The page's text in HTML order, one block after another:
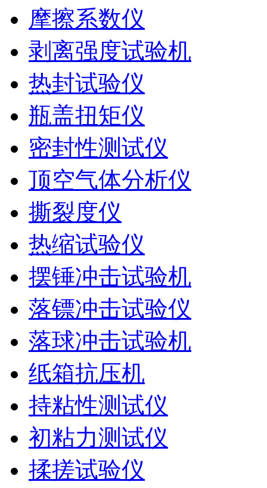
摩擦系数仪
剥离强度试验机
热封试验仪
瓶盖扭矩仪
密封性测试仪
顶空气体分析仪
撕裂度仪
热缩试验仪
摆锤冲击试验机
落镖冲击试验仪
落球冲击试验机
纸箱抗压机
持粘性测试仪
初粘力测试仪
揉搓试验仪